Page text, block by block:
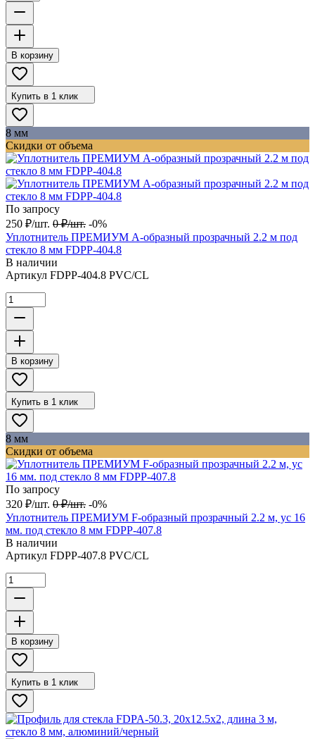
В корзину
Купить в 1 клик
8 мм
Скидки от объема
По запросу
250 ₽/шт. 0 ₽/шт. -0%
Уплотнитель ПРЕМИУМ А-образный прозрачный 2.2 м под
стекло 8 мм FDPP-404.8
В наличии
Артикул FDPP-404.8 PVC/CL
В корзину
Купить в 1 клик
8 мм
Скидки от объема
По запросу
320 ₽/шт. 0 ₽/шт. -0%
Уплотнитель ПРЕМИУМ F-образный прозрачный 2.2 м, ус 16
мм. под стекло 8 мм FDPP-407.8
В наличии
Артикул FDPP-407.8 PVC/CL
В корзину
Купить в 1 клик